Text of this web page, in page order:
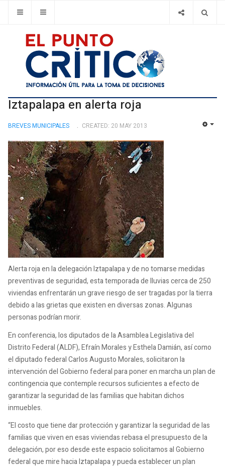
Iztapalapa en alerta roja
BREVES MUNICIPALES CREATED: 20 MAY 2013
Alerta roja en la delegación Iztapalapa y de no tomarse medidas
preventivas de seguridad, esta temporada de lluvias cerca de 250
viviendas enfrentarán un grave riesgo de ser tragadas por la tierra
debido a las grietas que existen en diversas zonas. Algunas
personas podrían morir.
En conferencia, los diputados de la Asamblea Legislativa del
Distrito Federal (ALDF), Efraín Morales y Esthela Damián, así como
el diputado federal Carlos Augusto Morales, solicitaron la
intervención del Gobierno federal para poner en marcha un plan de
contingencia que contemple recursos suficientes a efecto de
garantizar la seguridad de las familias que habitan dichos
inmuebles.
“El costo que tiene dar protección y garantizar la seguridad de las
familias que viven en esas viviendas rebasa el presupuesto de la
delegación, por eso desde este espacio solicitamos al Gobierno
federal que mire hacia Iztapalapa y pueda establecer un plan